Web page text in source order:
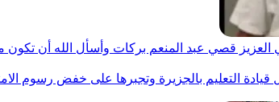
العزيز قصي عبد المنعم بركات وأسأل الله أن تكون
التعليم بالجزيرة وتجبرها على خفض رسوم